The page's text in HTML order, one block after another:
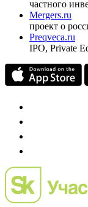
Спец проекты
Investfunds
частного
проект о
Preqveca.ru